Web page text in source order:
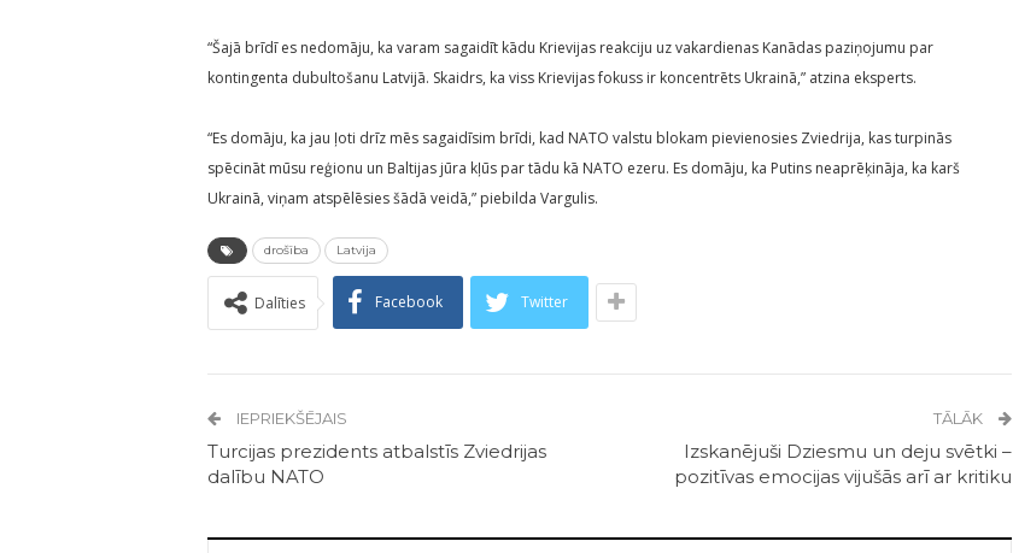
“Šajā brīdī es nedomāju, ka varam sagaidīt kādu Krievijas reakciju uz vakardienas Kanādas paziņojumu par
kontingenta dubultošanu Latvijā. Skaidrs, ka viss Krievijas fokuss ir koncentrēts Ukrainā,” atzina eksperts.
“Es domāju, ka jau ļoti drīz mēs sagaidīsim brīdi, kad NATO valstu blokam pievienosies Zviedrija, kas turpinās
spēcināt mūsu reģionu un Baltijas jūra kļūs par tādu kā NATO ezeru. Es domāju, ka Putins neaprēķināja, ka karš
Ukrainā, viņam atspēlēsies šādā veidā,” piebilda Vargulis.
drošība Latvija
Dalīties Facebook Twitter
IEPRIEKŠĒJAIS
Turcijas prezidents atbalstīs Zviedrijas
dalību NATO
TĀLĀK
Izskanējuši Dziesmu un deju svētki –
pozitīvas emocijas vijušās arī ar kritiku